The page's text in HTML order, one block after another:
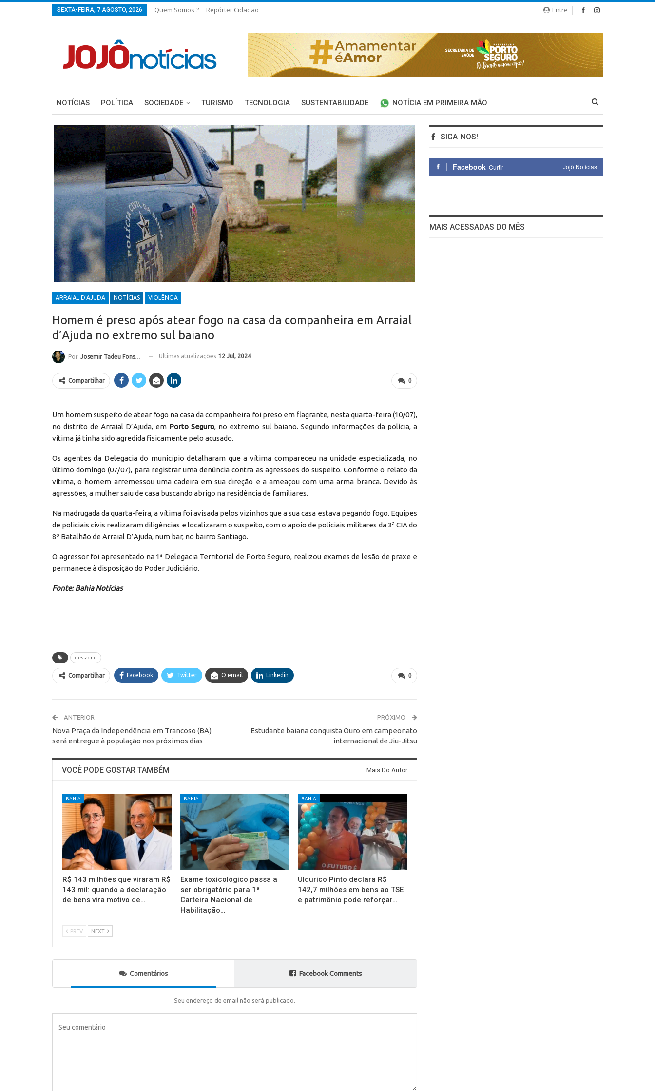
Entre
SEXTA-FEIRA, 7 AGOSTO, 2026 Quem Somos ? Repórter Cidadão
NOTÍCIAS POLÍTICA SOCIEDADE TURISMO TECNOLOGIA SUSTENTABILIDADE NOTÍCIA EM PRIMEIRA MÃO
ARRAIAL D'AJUDA NOTÍCIAS VIOLÊNCIA
Homem é preso após atear fogo na casa da companheira em Arraial
d’Ajuda no extremo sul baiano
Por Josemir Tadeu Fonseca Ultimas atualizações 12 Jul, 2024
0
Compartilhar
Um homem suspeito de atear fogo na casa da companheira foi preso em flagrante, nesta quarta-feira (10/07),
no distrito de Arraial D’Ajuda, em Porto Seguro, no extremo sul baiano. Segundo informações da polícia, a
vítima já tinha sido agredida fisicamente pelo acusado.
Os agentes da Delegacia do município detalharam que a vítima compareceu na unidade especializada, no
último domingo (07/07), para registrar uma denúncia contra as agressões do suspeito. Conforme o relato da
vítima, o homem arremessou uma cadeira em sua direção e a ameaçou com uma arma branca. Devido às
agressões, a mulher saiu de casa buscando abrigo na residência de familiares.
Na madrugada da quarta-feira, a vítima foi avisada pelos vizinhos que a sua casa estava pegando fogo. Equipes
de policiais civis realizaram diligências e localizaram o suspeito, com o apoio de policiais militares da 3ª CIA do
8º Batalhão de Arraial D’Ajuda, num bar, no bairro Santiago.
O agressor foi apresentado na 1ª Delegacia Territorial de Porto Seguro, realizou exames de lesão de praxe e
permanece à disposição do Poder Judiciário.
Fonte: Bahia Notícias
destaque
0
Compartilhar Facebook Twitter O email Linkedin
ANTERIOR
Nova Praça da Independência em Trancoso (BA)
será entregue à população nos próximos dias
PRÓXIMO
Estudante baiana conquista Ouro em campeonato
internacional de Jiu-Jitsu
VOCÊ PODE GOSTAR TAMBÉM Mais Do Autor
BAHIA
R$ 143 milhões que viraram R$
143 mil: quando a declaração
de bens vira motivo de…
BAHIA
Exame toxicológico passa a
ser obrigatório para 1ª
Carteira Nacional de
Habilitação…
BAHIA
Uldurico Pinto declara R$
142,7 milhões em bens ao TSE
e patrimônio pode reforçar…
PREV NEXT
Comentários Facebook Comments
Seu endereço de email não será publicado.
SIGA-NOS!
Facebook Curtir Jojô Notícias
MAIS ACESSADAS DO MÊS